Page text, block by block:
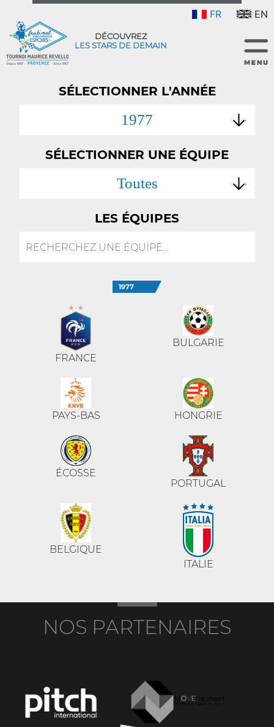
FR EN
DÉCOUVREZ
LES STARS DE DEMAIN
SÉLECTIONNER L'ANNÉE
1977
SÉLECTIONNER UNE ÉQUIPE
Toutes
LES ÉQUIPES
1977
FRANCE
BULGARIE
PAYS-BAS HONGRIE
ÉCOSSE
PORTUGAL
BELGIQUE
ITALIE
NOS PARTENAIRES